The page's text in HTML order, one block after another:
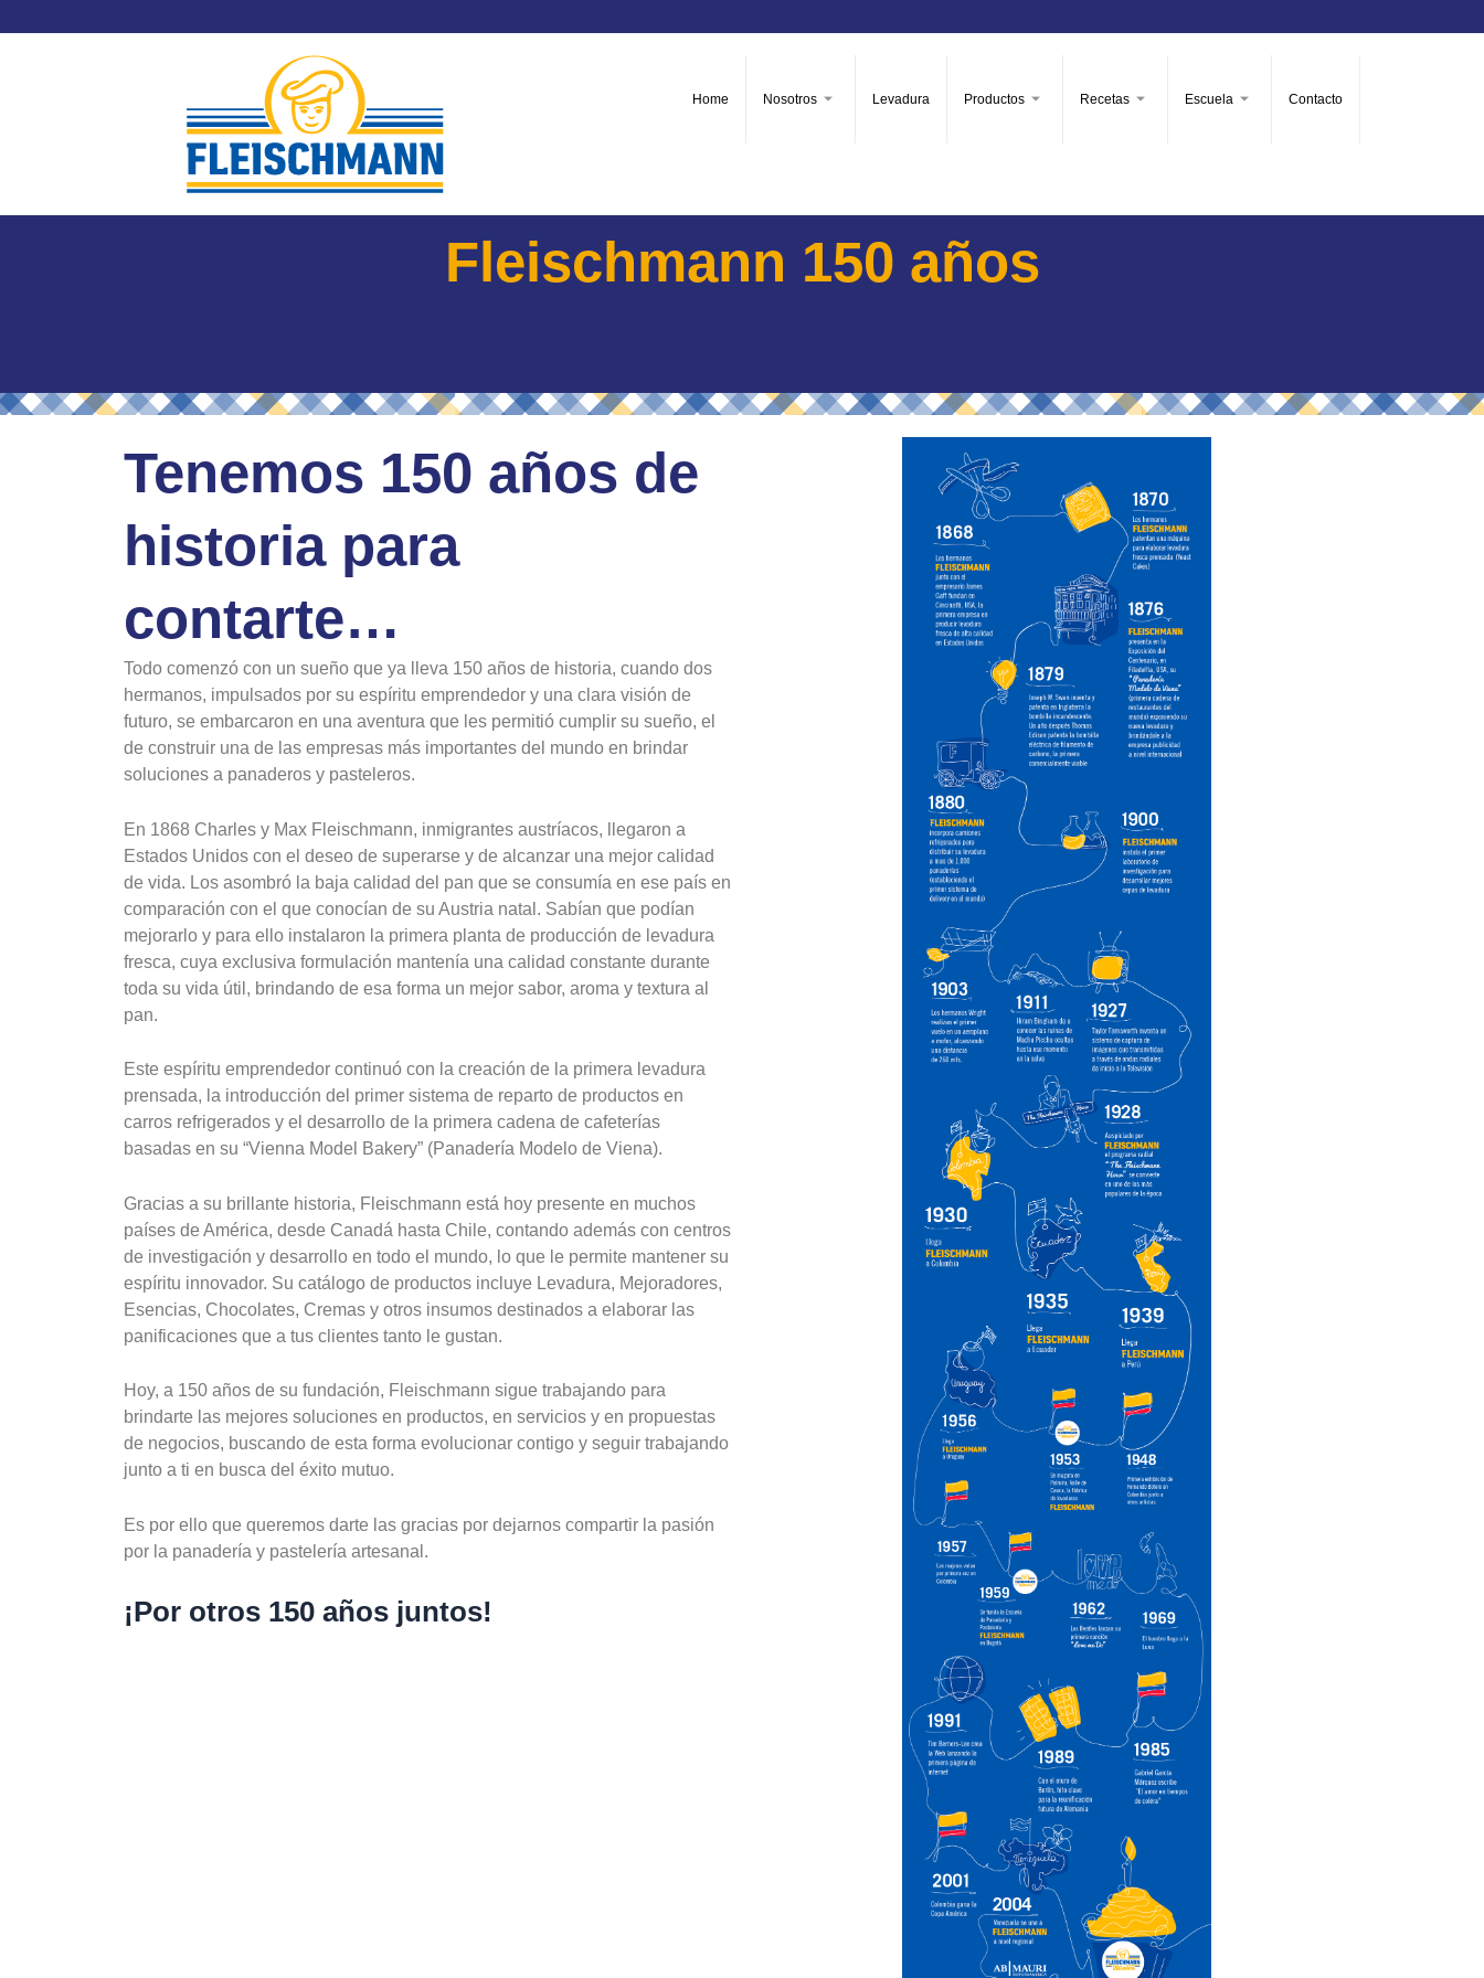
to
Home Nosotros Levadura Productos Recetas Escuela Contacto
Fleischmann 150 años
Tenemos 150 años de
historia para
contarte…
Todo comenzó con un sueño que ya lleva 150 años de historia, cuando dos
hermanos, impulsados por su espíritu emprendedor y una clara visión de
futuro, se embarcaron en una aventura que les permitió cumplir su sueño, el
de construir una de las empresas más importantes del mundo en brindar
soluciones a panaderos y pasteleros.
En 1868 Charles y Max Fleischmann, inmigrantes austríacos, llegaron a
Estados Unidos con el deseo de superarse y de alcanzar una mejor calidad
de vida. Los asombró la baja calidad del pan que se consumía en ese país en
comparación con el que conocían de su Austria natal. Sabían que podían
mejorarlo y para ello instalaron la primera planta de producción de levadura
fresca, cuya exclusiva formulación mantenía una calidad constante durante
toda su vida útil, brindando de esa forma un mejor sabor, aroma y textura al
pan.
Este espíritu emprendedor continuó con la creación de la primera levadura
prensada, la introducción del primer sistema de reparto de productos en
carros refrigerados y el desarrollo de la primera cadena de cafeterías
basadas en su “Vienna Model Bakery” (Panadería Modelo de Viena).
Gracias a su brillante historia, Fleischmann está hoy presente en muchos
países de América, desde Canadá hasta Chile, contando además con centros
de investigación y desarrollo en todo el mundo, lo que le permite mantener su
espíritu innovador. Su catálogo de productos incluye Levadura, Mejoradores,
Esencias, Chocolates, Cremas y otros insumos destinados a elaborar las
panificaciones que a tus clientes tanto le gustan.
Hoy, a 150 años de su fundación, Fleischmann sigue trabajando para
brindarte las mejores soluciones en productos, en servicios y en propuestas
de negocios, buscando de esta forma evolucionar contigo y seguir trabajando
junto a ti en busca del éxito mutuo.
Es por ello que queremos darte las gracias por dejarnos compartir la pasión
por la panadería y pastelería artesanal.
¡Por otros 150 años juntos!